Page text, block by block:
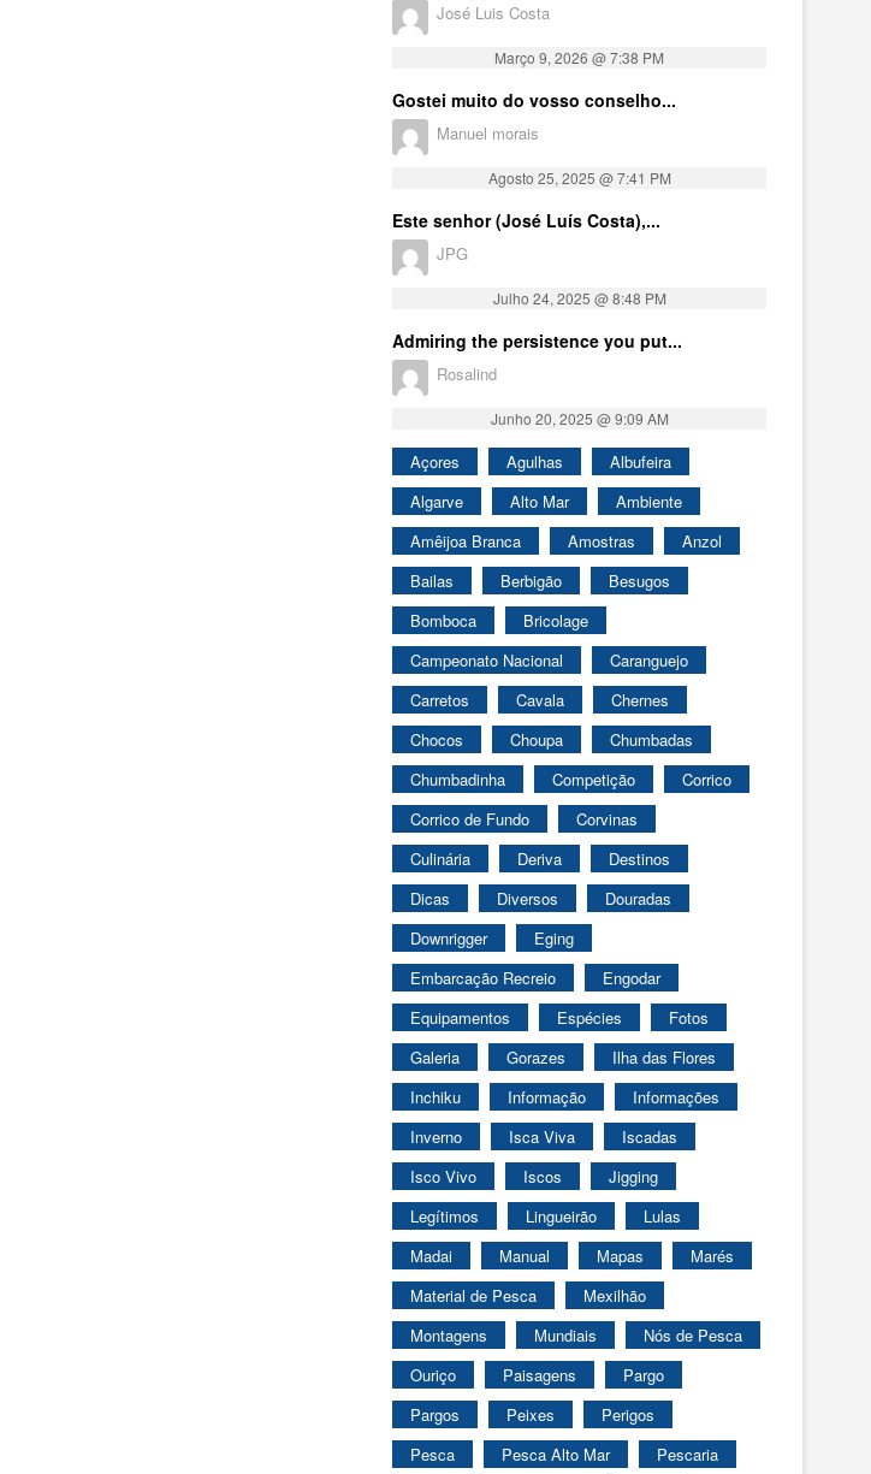
José Luis Costa
Março 9, 2026 @ 7:38 PM
Gostei muito do vosso conselho...
Manuel morais
Agosto 25, 2025 @ 7:41 PM
Este senhor (José Luís Costa),...
JPG
Julho 24, 2025 @ 8:48 PM
Admiring the persistence you put...
Rosalind
Junho 20, 2025 @ 9:09 AM
Açores Agulhas
Albufeira
Algarve
Alto Mar
Ambiente
Amêijoa Branca
Amostras
Anzol
Bailas
Berbigão
Besugos
Bomboca
Bricolage
Campeonato Nacional
Caranguejo
Carretos
Cavala
Chernes
Chocos
Choupa
Chumbadas
Chumbadinha
Competição
Corrico
Corrico de Fundo
Corvinas
Culinária
Deriva
Destinos
Dicas
Diversos
Douradas
Downrigger
Eging
Embarcação Recreio
Engodar
Equipamentos
Espécies
Fotos
Galeria
Gorazes
Ilha das Flores
Inchiku
Informação
Informações
Inverno
Isca Viva
Iscadas
Isco Vivo
Iscos
Jigging
Legítimos
Lingueirão
Lulas
Madai
Manual Mapas
Marés
Material de Pesca
Mexilhão
Montagens
Mundiais
Nós de Pesca
Ouriço
Paisagens
Pargo
Pargos
Peixes
Perigos
Pesca
Pesca Alto Mar
Pescaria